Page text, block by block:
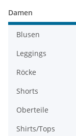
Damen
Blusen
Leggings
Röcke
Shorts
Oberteile
Shirts/Tops